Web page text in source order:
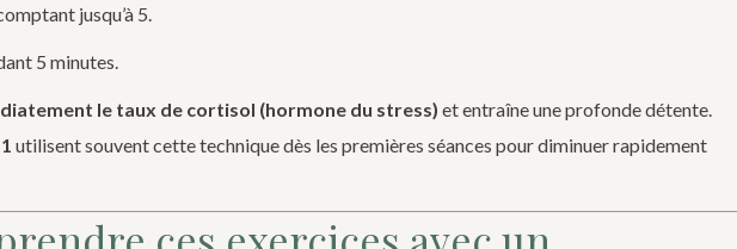
jusqu’à 5.
5 minutes.
le taux de cortisol (hormone du stress) et entraîne une profonde détente.
utilisent souvent cette technique dès les premières séances pour diminuer rapidement